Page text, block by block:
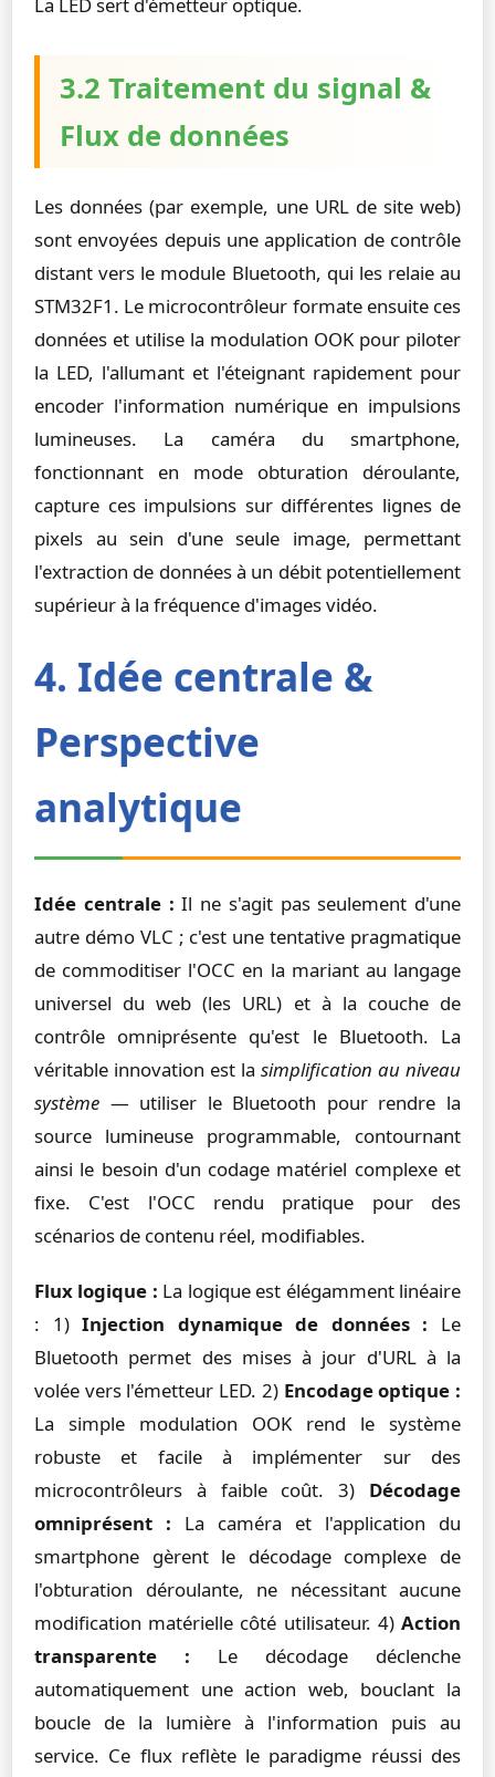
3.2 Traitement du signal &
Flux de données
Les données (par exemple, une URL de site web)
sont envoyées depuis une application de contrôle
distant vers le module Bluetooth, qui les relaie au
STM32F1. Le microcontrôleur formate ensuite ces
données et utilise la modulation OOK pour piloter
la LED, l'allumant et l'éteignant rapidement pour
encoder l'information numérique en impulsions
lumineuses. La caméra du smartphone,
fonctionnant en mode obturation déroulante,
capture ces impulsions sur différentes lignes de
pixels au sein d'une seule image, permettant
l'extraction de données à un débit potentiellement
supérieur à la fréquence d'images vidéo.
4. Idée centrale &
Perspective
analytique
Idée centrale : Il ne s'agit pas seulement d'une
autre démo VLC ; c'est une tentative pragmatique
de commoditiser l'OCC en la mariant au langage
universel du web (les URL) et à la couche de
contrôle omniprésente qu'est le Bluetooth. La
véritable innovation est la simplification au niveau
système — utiliser le Bluetooth pour rendre la
source lumineuse programmable, contournant
ainsi le besoin d'un codage matériel complexe et
fixe. C'est l'OCC rendu pratique pour des
scénarios de contenu réel, modifiables.
Flux logique : La logique est élégamment linéaire
: 1)Injection dynamique de données : Le
Bluetooth permet des mises à jour d'URL à la
volée vers l'émetteur LED. 2) Encodage optique :
La simple modulation OOK rend le système
robuste et facile à implémenter sur des
microcontrôleurs à faible coût. 3) Décodage
omniprésent : La caméra et l'application du
smartphone gèrent le décodage complexe de
l'obturation déroulante, ne nécessitant aucune
modification matérielle côté utilisateur. 4) Action
transparente : Le décodage déclenche
automatiquement une action web, bouclant la
boucle de la lumière à l'information puis au
service. Ce flux reflète le paradigme réussi des